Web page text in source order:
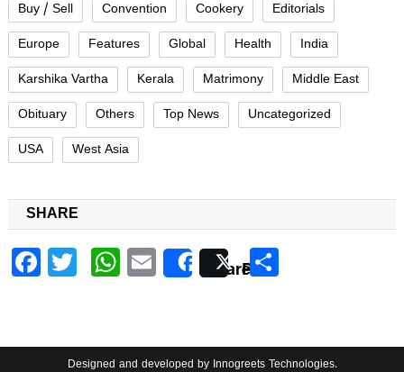
Buy / Sell Convention Cookery Editorials
Europe Features Global Health India
Karshika Vartha Kerala Matrimony Middle East
Obituary Others Top News Uncategorized
USA West Asia
SHARE
Facebook
TwitterWhatsApp
EmailSharePost Share
Designed and developed by Innogreets Technologies.